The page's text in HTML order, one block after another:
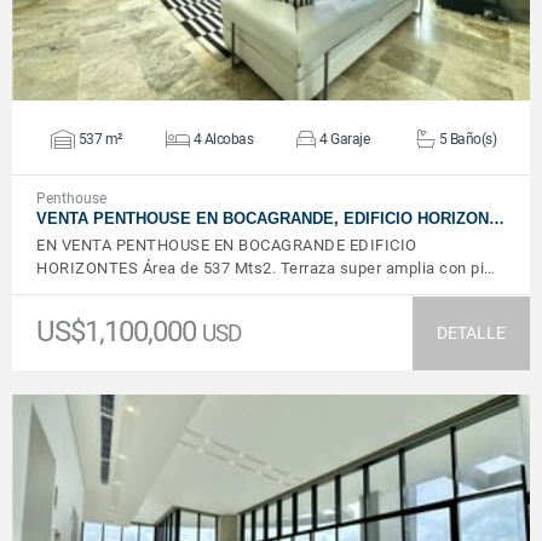
537 m² 4 Alcobas 4 Garaje 5 Baño(s)
Penthouse
VENTA PENTHOUSE EN BOCAGRANDE, EDIFICIO HORIZON…
EN VENTA PENTHOUSE EN BOCAGRANDE EDIFICIO
HORIZONTES Área de 537 Mts2. Terraza super amplia con pi…
US$1,100,000 USD DETALLE